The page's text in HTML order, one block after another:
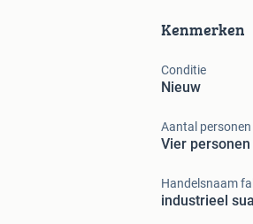
Kenmerken
Conditie
Nieuw
Aantal personen
Vier personen
Handelsnaam
industrieel